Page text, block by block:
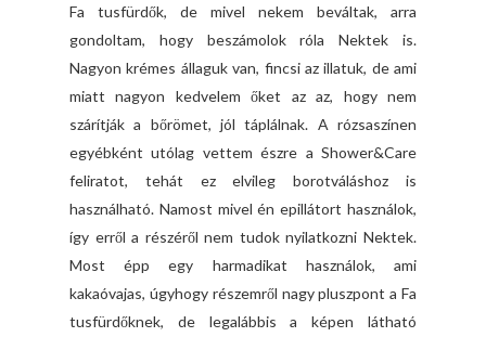
Fa tusfürdők, de mivel nekem beváltak, arra
gondoltam, hogy beszámolok róla Nektek is.
Nagyon krémes állaguk van, fincsi az illatuk, de ami
miatt nagyon kedvelem őket az az, hogy nem
szárítják a bőrömet, jól táplálnak. A rózsaszínen
egyébként utólag vettem észre a Shower&Care
feliratot, tehát ez elvileg borotváláshoz is
használható. Namost mivel én epillátort használok,
így erről a részéről nem tudok nyilatkozni Nektek.
Most épp egy harmadikat használok, ami
kakaóvajas, úgyhogy részemről nagy pluszpont a Fa
tusfürdőknek, de legalábbis a képen látható